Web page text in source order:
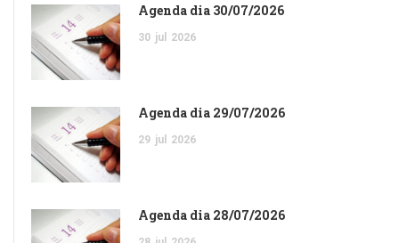
Agenda dia 30/07/2026
30 jul 2026
Agenda dia 29/07/2026
29 jul 2026
Agenda dia 28/07/2026